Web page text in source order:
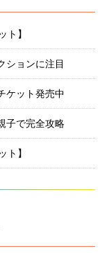
ト】
ションに注目
ケット発売中
子で完全攻略
ト】